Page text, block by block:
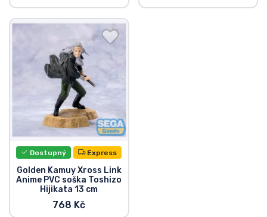
Dostupný Express
Golden Kamuy Xross Link
Anime PVC soška Toshizo
Hijikata 13 cm
768 Kč